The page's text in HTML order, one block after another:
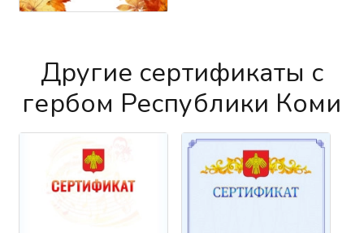
Другие сертификаты с
гербом Республики Коми